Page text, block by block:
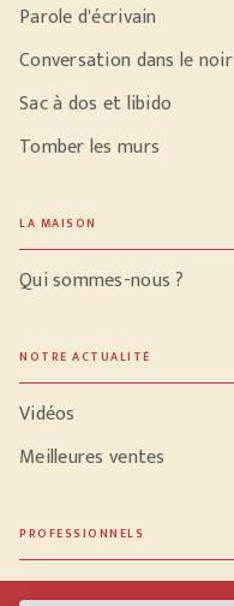
Parole d'écrivain
Conversation dans le noir
Sac à dos et libido
Tomber les murs
LA MAISON
Qui sommes-nous ?
NOTRE ACTUALITÉ
Vidéos
Meilleures ventes
PROFESSIONNELS
Libraires